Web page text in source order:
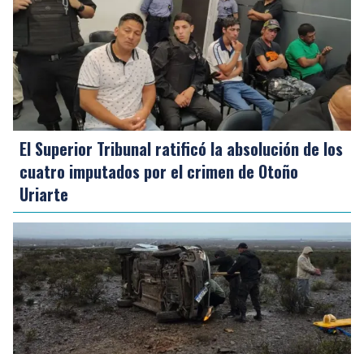
El Superior Tribunal ratificó la absolución de los
cuatro imputados por el crimen de Otoño
Uriarte